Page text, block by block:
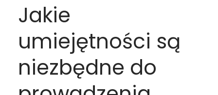
Jakie
umiejętności są
niezbędne do